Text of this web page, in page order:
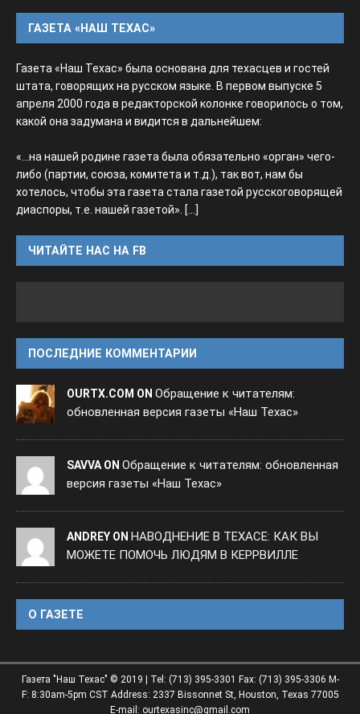
ГАЗЕТА «НАШ ТЕХАС»
Газета «Наш Техас» была основана для техасцев и гостей
штата, говорящих на русском языке. В первом выпуске 5
апреля 2000 года в редакторской колонке говорилось о том,
какой она задумана и видится в дальнейшем:
«...на нашей родине газета была обязательно «орган» чего-
либо (партии, союза, комитета и т.д.), так вот, нам бы
хотелось, чтобы эта газета стала газетой русскоговорящей
диаспоры, т.е. нашей газетой». [...]
ЧИТАЙТЕ НАС НА FB
ПОСЛЕДНИЕ КОММЕНТАРИИ
OURTX.COM ON Обращение к читателям:
обновленная версия газеты «Наш Техас»
SAVVA ON Обращение к читателям: обновленная
версия газеты «Наш Техас»
ANDREY ON НАВОДНЕНИЕ В ТЕХАСЕ: КАК ВЫ
МОЖЕТЕ ПОМОЧЬ ЛЮДЯМ В КЕРРВИЛЛЕ
O ГАЗЕТЕ
Газета "Наш Техас" © 2019 | Tel: (713) 395-3301 Fax: (713) 395-3306 M-
F: 8:30am-5pm CST Address: 2337 Bissonnet St, Houston, Texas 77005
E-mail: ourtexasinc@gmail.com